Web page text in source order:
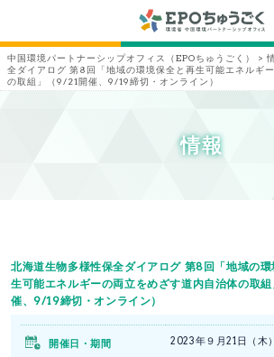
中国環境パートナーシップオフィス（EPOちゅうごく） >
全ダイアログ 第8回「地域の環境保全と再生可能エネルギ
の取組」（9/21開催、9/19締切・オンライン）
情報
北海道生物多様性保全ダイアログ 第8回「地域の
生可能エネルギーの両立をめざす道内自治体の取
催、9/19締切・オンライン）
開催日・期間 2023年９月21日（木）